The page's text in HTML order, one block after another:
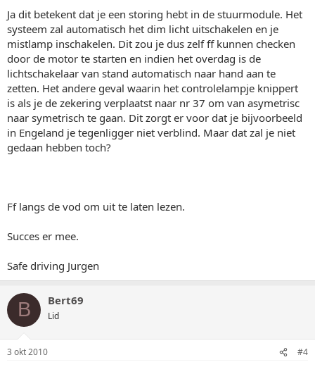
Ja dit betekent dat je een storing hebt in de stuurmodule. Het
systeem zal automatisch het dim licht uitschakelen en je
mistlamp inschakelen. Dit zou je dus zelf ff kunnen checken
door de motor te starten en indien het overdag is de
lichtschakelaar van stand automatisch naar hand aan te
zetten. Het andere geval waarin het controlelampje knippert
is als je de zekering verplaatst naar nr 37 om van asymetrisc
naar symetrisch te gaan. Dit zorgt er voor dat je bijvoorbeeld
in Engeland je tegenligger niet verblind. Maar dat zal je niet
gedaan hebben toch?
Ff langs de vod om uit te laten lezen.
Succes er mee.
Safe driving Jurgen
B Bert69
Lid
3 okt 2010 #4